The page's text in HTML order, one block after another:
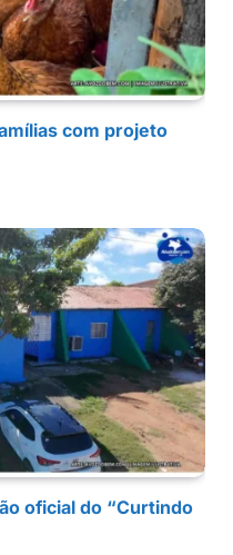
com projeto
oficial do “Curtindo